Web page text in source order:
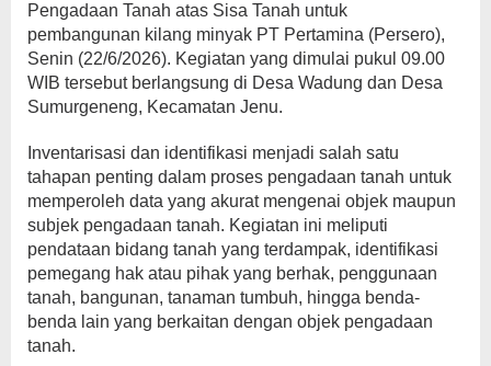
Pengadaan Tanah atas Sisa Tanah untuk
pembangunan kilang minyak PT Pertamina (Persero),
Senin (22/6/2026). Kegiatan yang dimulai pukul 09.00
WIB tersebut berlangsung di Desa Wadung dan Desa
Sumurgeneng, Kecamatan Jenu.
Inventarisasi dan identifikasi menjadi salah satu
tahapan penting dalam proses pengadaan tanah untuk
memperoleh data yang akurat mengenai objek maupun
subjek pengadaan tanah. Kegiatan ini meliputi
pendataan bidang tanah yang terdampak, identifikasi
pemegang hak atau pihak yang berhak, penggunaan
tanah, bangunan, tanaman tumbuh, hingga benda-
benda lain yang berkaitan dengan objek pengadaan
tanah.